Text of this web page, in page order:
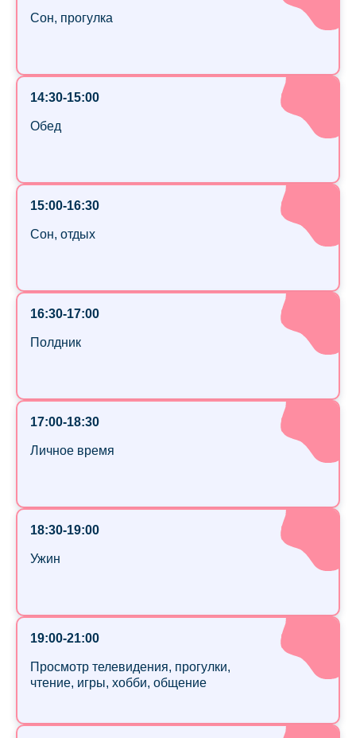
Сон, прогулка
14:30-15:00
Обед
15:00-16:30
Сон, отдых
16:30-17:00
Полдник
17:00-18:30
Личное время
18:30-19:00
Ужин
19:00-21:00
Просмотр телевидения, прогулки,
чтение, игры, хобби, общение